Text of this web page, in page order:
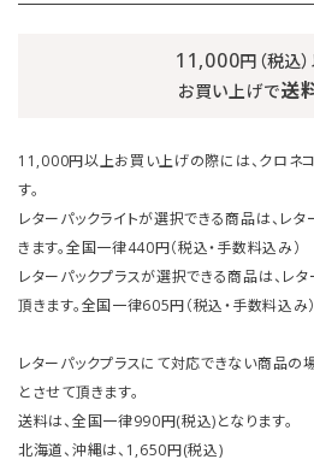
11,000円（税込
お買い上げで送
11,000円以上お買い上げの際には、クロネ
す。
レターパックライトが選択できる商品は、レ
きます。全国一律440円（税込・手数料込み）
レターパックプラスが選択できる商品は、レ
頂きます。全国一律605円（税込・手数料込み）
レターパックプラスにて対応できない商品の
とさせて頂きます。
送料は、全国一律990円(税込)となります。
北海道、沖縄は、1,650円(税込)